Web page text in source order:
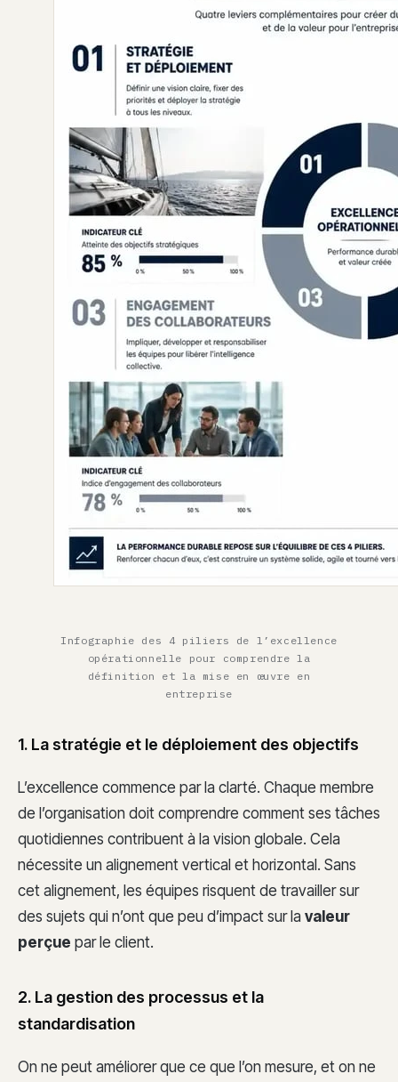
Infographie des 4 piliers de l’excellence
opérationnelle pour comprendre la
définition et la mise en œuvre en
entreprise
1. La stratégie et le déploiement des objectifs
L’excellence commence par la clarté. Chaque membre
de l’organisation doit comprendre comment ses tâches
quotidiennes contribuent à la vision globale. Cela
nécessite un alignement vertical et horizontal. Sans
cet alignement, les équipes risquent de travailler sur
des sujets qui n’ont que peu d’impact sur la valeur
perçue par le client.
2. La gestion des processus et la
standardisation
On ne peut améliorer que ce que l’on mesure, et on ne